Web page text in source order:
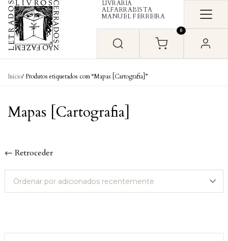
Skip to content
LIVRARIA
ALFARRABISTA
MANUEL FERREIRA
0
Início/ Produtos etiquetados com “Mapas [Cartografia]”
Mapas [Cartografia]
← Retroceder